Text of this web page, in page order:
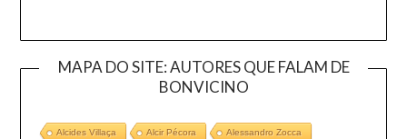
MAPA DO SITE: AUTORES QUE FALAM DE
BONVICINO
Alcides Villaça Alcir Pécora Alessandro Zocca